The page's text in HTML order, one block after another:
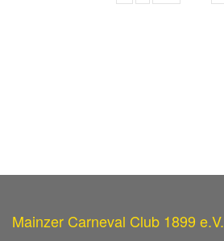
Mainzer Carneval Club 1899 e.V.